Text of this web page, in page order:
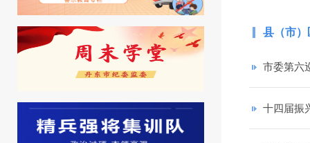
县（市）
市委第六
十四届振